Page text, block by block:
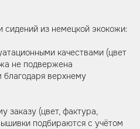
сидений из немецкой экокожи:
качествами (цвет
не подвержена
благодаря верхнему
заказу (цвет, фактура,
подбираются с учётом